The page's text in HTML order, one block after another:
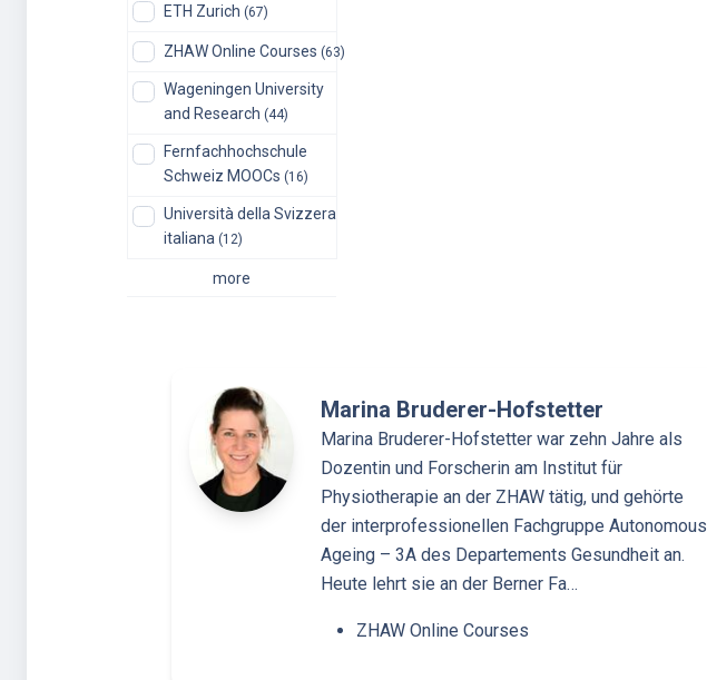
ETH Zurich (67)
ZHAW Online Courses (63)
Wageningen University
and Research (44)
Fernfachhochschule
Schweiz MOOCs (16)
Università della Svizzera
italiana (12)
more
Marina Bruderer-Hofstetter
Marina Bruderer-Hofstetter war zehn Jahre als
Dozentin und Forscherin am Institut für
Physiotherapie an der ZHAW tätig, und gehörte
der interprofessionellen Fachgruppe Autonomous
Ageing – 3A des Departements Gesundheit an.
Heute lehrt sie an der Berner Fa…
ZHAW Online Courses